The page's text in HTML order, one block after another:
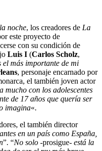
noche, los creadores de La
este proyecto de
con su condición de
Luis I (Carlos Scholz,
el más importante de mi
, personaje encarnado por
el también joven actor
mucho con los adolescentes
de 17 años que quería ser
imagina«.
el también director
en un país como España,
”. “No solo -prosigue- está la